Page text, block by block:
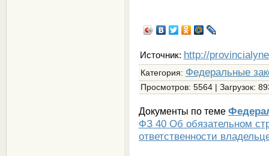
Источник: http://
Категория: Федеральные
Просмотров: 5564 | Загрузок:
Документы по теме
ФЗ 40 Об обязательном
ответственности